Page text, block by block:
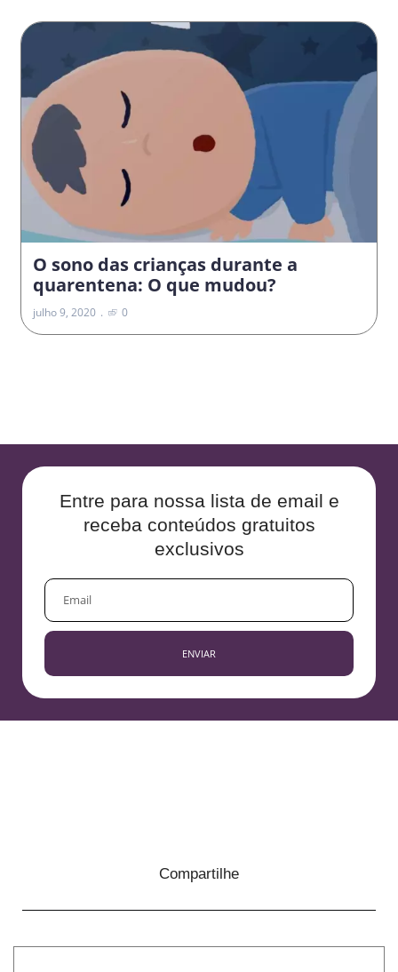
O sono das crianças durante a
quarentena: O que mudou?
julho 9, 2020 0
Entre para nossa lista de email e
receba conteúdos gratuitos
exclusivos
EMAIL
ENVIAR
Compartilhe